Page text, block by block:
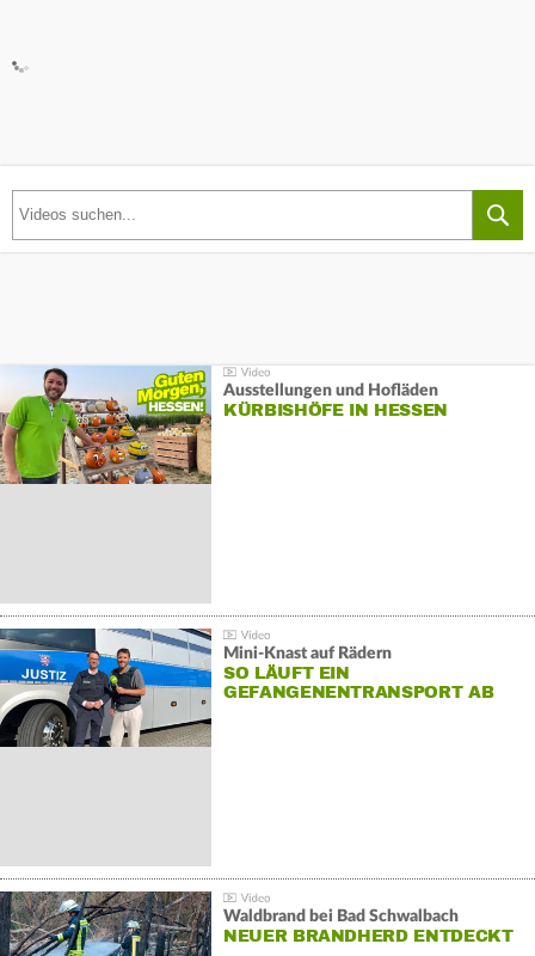
Ausstellungen und Hofläden
KÜRBISHÖFE IN HESSEN
Mini-Knast auf Rädern
SO LÄUFT EIN
GEFANGENENTRANSPORT AB
Waldbrand bei Bad Schwalbach
NEUER BRANDHERD ENTDECKT